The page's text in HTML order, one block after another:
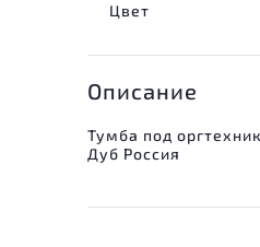
Цвет
Описание
Тумба под
Дуб Россия